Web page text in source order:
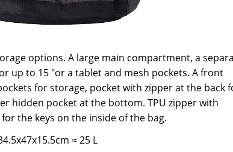
options. A large main compartment, a
up to 15 "or a tablet and mesh pockets. A front
for storage, pocket with zipper at the back
hidden pocket at the bottom. TPU zipper with
the keys on the inside of the bag.
≈ 25 L